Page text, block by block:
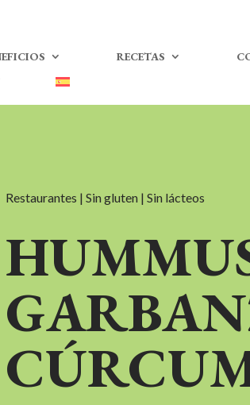
RECETAS
Restaurantes | Sin gluten | Sin lácteos